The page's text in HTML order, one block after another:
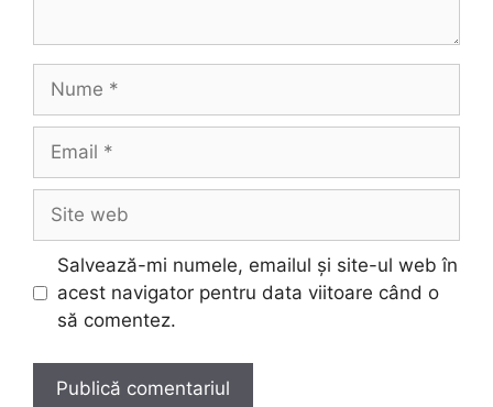
Nume
Email
Site
web
Salvează-mi numele, emailul și site-ul web în
acest navigator pentru data viitoare când o
să comentez.